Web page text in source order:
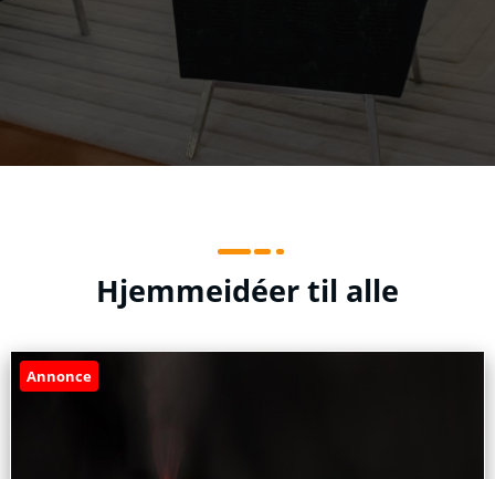
Hjemmeidéer til alle
Annonce